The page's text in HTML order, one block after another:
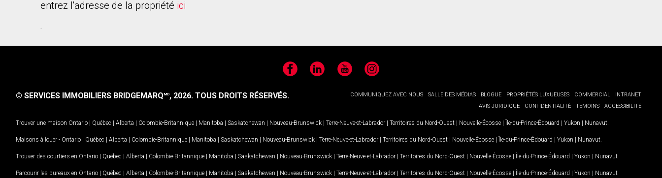
entrez l'adresse de la propriété ici
.
FacebookLinkedIn YouTubeInstagram
COMMUNIQUEZ AVEC NOUS SALLE DES MÉDIAS BLOGUE PROPRIÉTÉS LUXUEUSES COMMERCIAL
INTRANET
AVIS JURIDIQUE
CONFIDENTIALITÉ TÉMOINS ACCESSIBILITÉ
© SERVICES IMMOBILIERS BRIDGEMARQMD, 2026. TOUS DROITS RÉSERVÉS.
Trouver une maison Ontario | Québec | Alberta | Colombie-Britannique | Manitoba | Saskatchewan | Nouveau-Brunswick | Terre-Neuve-et-Labrador | Territoires du Nord-Ouest | Nouvelle-Écosse | Île-du-Prince-Édouard | Yukon | Nunavut
Maisons à louer - Ontario | Québec | Alberta | Colombie-Britannique | Manitoba | Saskatchewan | Nouveau-Brunswick | Terre-Neuve-et-Labrador | Territoires du Nord-Ouest | Nouvelle-Écosse | Île-du-Prince-Édouard | Yukon | Nunavut
Trouver des courtiers en Ontario | Québec | Alberta | Colombie-Britannique | Manitoba | Saskatchewan | Nouveau-Brunswick | Terre-Neuve-et-Labrador | Territoires du Nord-Ouest | Nouvelle-Écosse | Île-du-Prince-Édouard | Yukon | Nunavut
Parcourir les bureaux en Ontario | Québec | Alberta | Colombie-Britannique | Manitoba | Saskatchewan | Nouveau-Brunswick | Terre-Neuve-et-Labrador | Territoires du Nord-Ouest | Nouvelle-Écosse | Île-du-Prince-Édouard | Yukon | Nunavut